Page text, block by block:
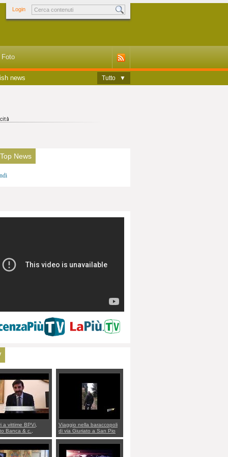
Login
Foto
news Tutto ▼
News
a vittime BPVi,
Banca & c.,
al sottosegretario
Villarosa: per
ordine convochi
Maio CNCU a
Viaggio nella baraccopoli
di via Giuriato a San Pio
X. Vicenza ai Vicentini:
“faremo un regalo di
Natale ai residenti”